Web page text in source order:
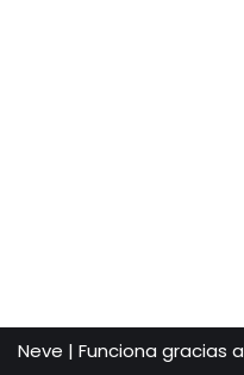
Neve | Funciona gracias a